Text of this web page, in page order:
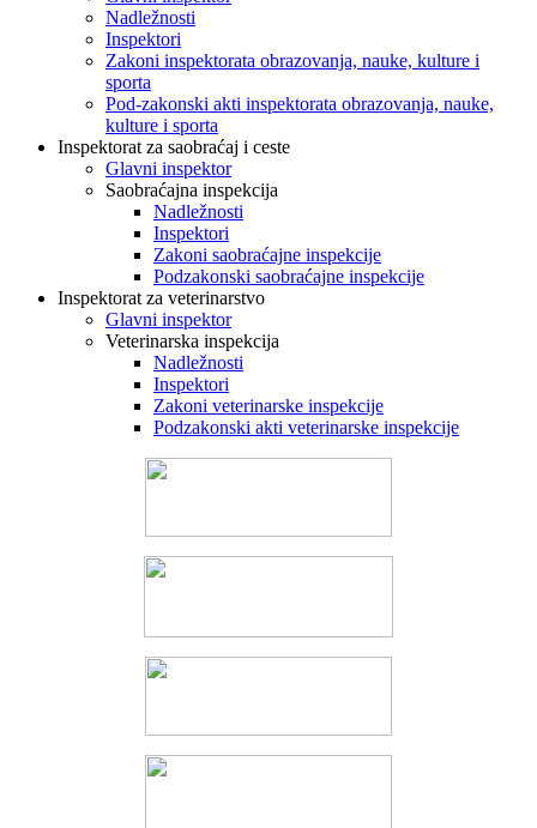
Nadležnosti
Inspektori
Zakoni inspektorata obrazovanja, nauke, kulture i
sporta
Pod-zakonski akti inspektorata obrazovanja, nauke,
kulture i sporta
Inspektorat za saobraćaj i ceste
Glavni inspektor
Saobraćajna inspekcija
Nadležnosti
Inspektori
Zakoni saobraćajne inspekcije
Podzakonski saobraćajne inspekcije
Inspektorat za veterinarstvo
Glavni inspektor
Veterinarska inspekcija
Nadležnosti
Inspektori
Zakoni veterinarske inspekcije
Podzakonski akti veterinarske inspekcije